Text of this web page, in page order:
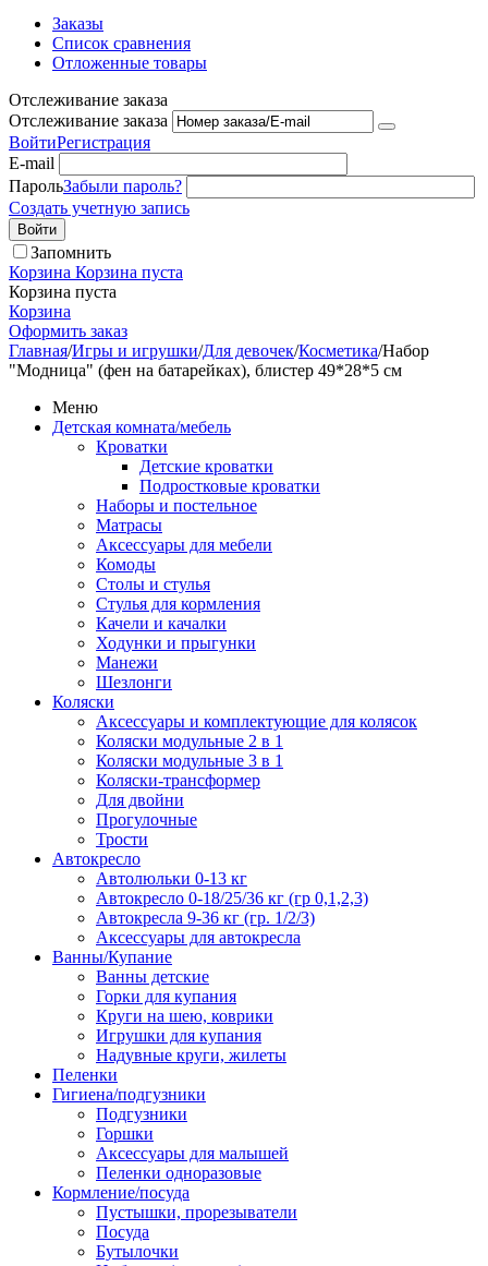
Заказы
Список сравнения
Отложенные товары
Отслеживание заказа
Отслеживание заказа
ВойтиРегистрация
E-mail
ПарольЗабыли пароль?
Создать учетную запись
Войти
Запомнить
Корзина Корзина пуста
Корзина пуста
Корзина
Оформить заказ
Главная/Игры и игрушки/Для девочек/Косметика/Набор
"Модница" (фен на батарейках), блистер 49*28*5 см
Меню
Детская комната/мебель
Кроватки
Детские кроватки
Подростковые кроватки
Наборы и постельное
Матрасы
Аксессуары для мебели
Комоды
Столы и стулья
Стулья для кормления
Качели и качалки
Ходунки и прыгунки
Манежи
Шезлонги
Коляски
Аксессуары и комплектующие для колясок
Коляски модульные 2 в 1
Коляски модульные 3 в 1
Коляски-трансформер
Для двойни
Прогулочные
Трости
Автокресло
Автолюльки 0-13 кг
Автокресло 0-18/25/36 кг (гр 0,1,2,3)
Автокресла 9-36 кг (гр. 1/2/3)
Аксессуары для автокресла
Ванны/Купание
Ванны детские
Горки для купания
Круги на шею, коврики
Игрушки для купания
Надувные круги, жилеты
Пеленки
Гигиена/подгузники
Подгузники
Горшки
Аксессуары для малышей
Пеленки одноразовые
Кормление/посуда
Пустышки, прорезыватели
Посуда
Бутылочки